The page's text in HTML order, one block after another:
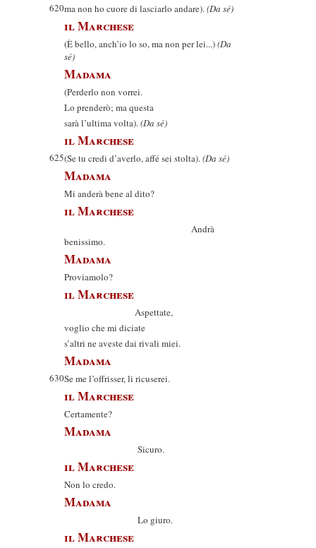
620ma non ho cuore di lasciarlo andare).(Da sé)
il Marchese
(È bello, anch’io lo so, ma non per lei...)(Da
sé)
Madama
(Perderlo non vorrei.
Lo prenderò; ma questa
sarà l’ultima volta).(Da sé)
il Marchese
625(Se tu credi d’averlo, affé sei stolta).(Da sé)
Madama
Mi anderà bene al dito?
il Marchese
Andrà
benissimo.
Madama
Proviamolo?
il Marchese
Aspettate,
voglio che mi diciate
s’altri ne aveste dai rivali miei.
Madama
630Se me l’offrisser, li ricuserei.
il Marchese
Certamente?
Madama
Sicuro.
il Marchese
Non lo credo.
Madama
Lo giuro.
il Marchese